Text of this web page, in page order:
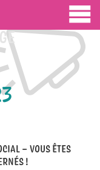
– VOUS ÊTES
!